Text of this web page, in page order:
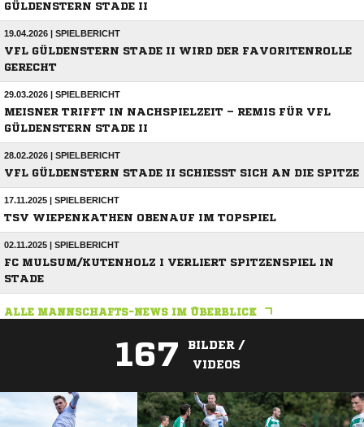
GÜLDENSTERN STADE II
19.04.2026 | SPIELBERICHT
VFL GÜLDENSTERN STADE II WIRD DER FAVORITENROLLE
GERECHT
29.03.2026 | SPIELBERICHT
MEISNER TRIFFT IN NACHSPIELZEIT – REMIS FÜR VFL
GÜLDENSTERN STADE II
28.02.2026 | SPIELBERICHT
VFL GÜLDENSTERN STADE II SCHIESST SICH AN DIE SPITZE
17.11.2025 | SPIELBERICHT
TSV WIEPENKATHEN OBENAUF IM TOPSPIEL
02.11.2025 | SPIELBERICHT
FC MULSUM/KUTENHOLZ I VERLIERT SPITZENSPIEL IN
STADE
ALLE MANNSCHAFTS-NEWS IM ÜBERBLICK
167
BILDER /
VIDEOS